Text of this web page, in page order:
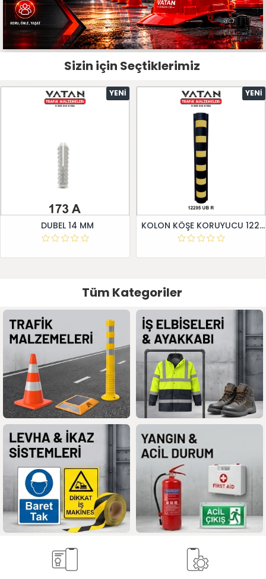
Sizin için Seçtiklerimiz
YENI
DUBEL 14 MM
YENI
KOLON KÖŞE KORUYUCU 12295 UB R
Tüm Kategoriler